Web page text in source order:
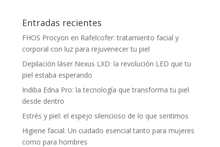
Entradas recientes
FHOS Procyon en Rafelcofer: tratamiento facial y
corporal con luz para rejuvenecer tu piel
Depilación láser Nexus LXD: la revolución LED que tu
piel estaba esperando
Indiba Edna Pro: la tecnología que transforma tu piel
desde dentro
Estrés y piel: el espejo silencioso de lo que sentimos
Higiene facial: Un cuidado esencial tanto para mujeres
como para hombres